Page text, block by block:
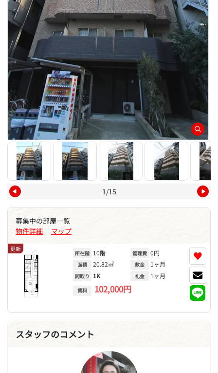
1/15
募集中の部屋一覧
物件詳細 | マップ
更新
所在階 10階
面積 20.82㎡
間取り 1K
賃料 102,000円
管理費 0円
敷金 1ヶ月
礼金 1ヶ月
♥
スタッフのコメント